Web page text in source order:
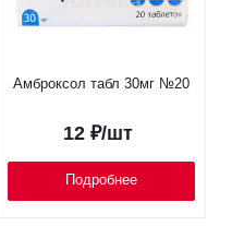
Амброксол табл 30мг №20
12₽/шт
Подробнее